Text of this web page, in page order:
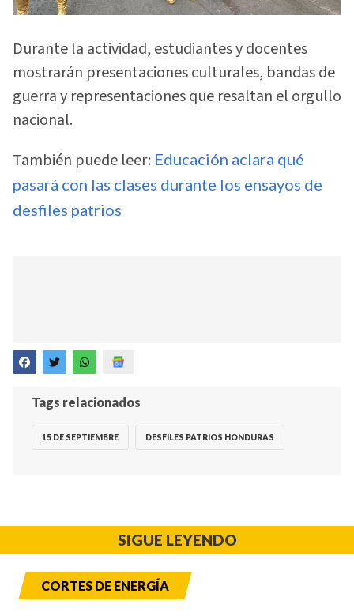
Durante la actividad, estudiantes y docentes
mostrarán presentaciones culturales, bandas de
guerra y representaciones que resaltan el orgullo
nacional.
También puede leer: Educación aclara qué
pasará con las clases durante los ensayos de
desfiles patrios
Tags relacionados
15 DE SEPTIEMBRE DESFILES PATRIOS HONDURAS
SIGUE LEYENDO
CORTES DE ENERGÍA